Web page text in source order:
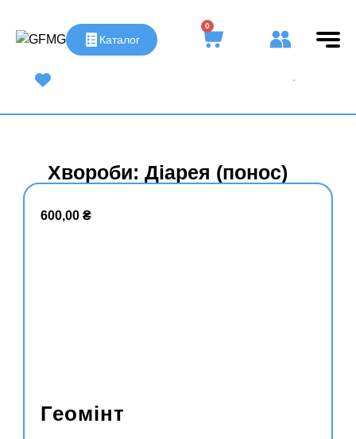
UA | RU
Каталог
0
Хвороби: Діарея (понос)
600,00 ₴
Геомінт